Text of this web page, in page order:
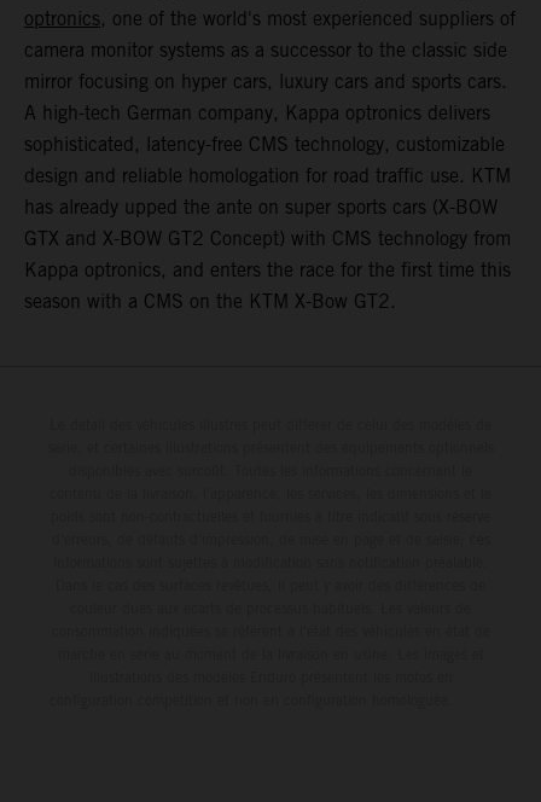
optronics, one of the world's most experienced suppliers of
camera monitor systems as a successor to the classic side
mirror focusing on hyper cars, luxury cars and sports cars.
A high-tech German company, Kappa optronics delivers
sophisticated, latency-free CMS technology, customizable
design and reliable homologation for road traffic use. KTM
has already upped the ante on super sports cars (X-BOW
GTX and X-BOW GT2 Concept) with CMS technology from
Kappa optronics, and enters the race for the first time this
season with a CMS on the KTM X-Bow GT2.